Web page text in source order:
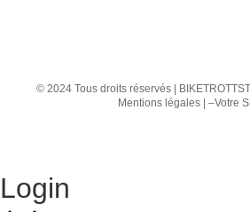
© 2024 Tous droits réservés |
Mentions légales| –Votre
Login